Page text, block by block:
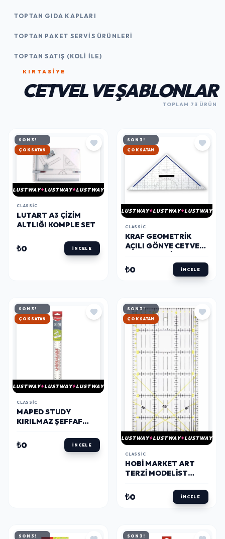
TOPTAN GIDA KAPLARI
TOPTAN PAKET SERVIS ÜRÜNLERI
TOPTAN SATIŞ (KOLI İLE)
KIRTASİYE
CETVEL VE ŞABLONLAR
TOPLAM 73 ÜRÜN
SON 3!
HIZLI KARGO
LUSTWAY LUSTWAY LUSTWAY
CLASSIC
LUTART A3 ÇIZIM
ALTLIĞI KOMPLE SET
₺0 İNCELE
SON 3!
HIZLI KARGO
LUSTWAY LUSTWAY LUSTWAY
CLASSIC
KRAF GEOMETRIK
AÇILI GÖNYE CETVEL
CM.
₺0 İNCELE
SON 3!
HIZLI KARGO
LUSTWAY LUSTWAY LUSTWAY
CLASSIC
MAPED STUDY
KIRILMAZ ŞEFFAF
(245620)
₺0 İNCELE
SON 3!
HIZLI KARGO
LUSTWAY LUSTWAY LUSTWAY
CLASSIC
HOBI MARKET ART
TERZI MODELIST
KIRKYAMA CETVELI
15X30 CM.
₺0 İNCELE
SON 3!
SON 3!